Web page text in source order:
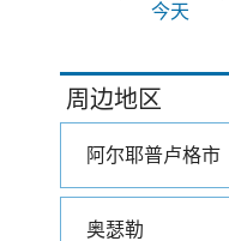
今天
周边地区
阿尔耶普卢格市
奥瑟勒